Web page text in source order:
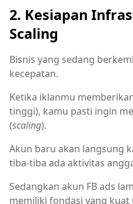
2. Kesiapan
Scaling
Bisnis yang sedang
kecepatan.
Ketika iklanmu
tinggi), kamu pasti ingin
(scaling).
Akun baru akan langsung
tiba-tiba ada aktivitas
Sedangkan akun FB ads
memiliki fondasi yang